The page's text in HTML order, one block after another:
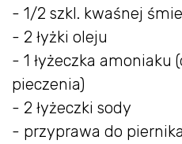
- 1/2 szkl. kwaśnej
- 2 łyżki oleju
- 1 łyżeczka amoniaku
pieczenia)
- 2 łyżeczki sody
- przyprawa do piernika